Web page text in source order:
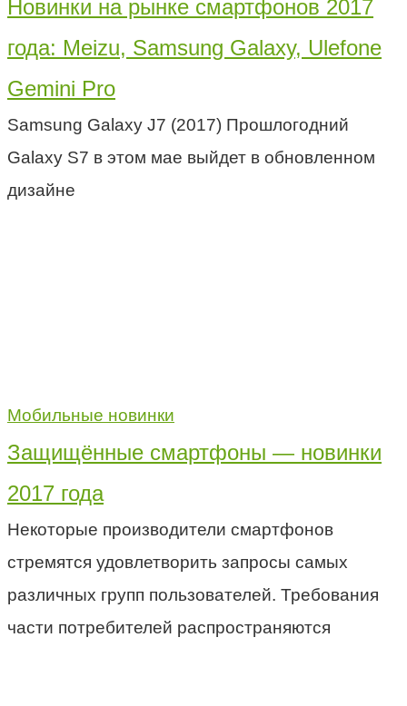
Новинки на рынке смартфонов 2017
года: Meizu, Samsung Galaxy, Ulefone
Gemini Pro
Samsung Galaxy J7 (2017) Прошлогодний
Galaxy S7 в этом мае выйдет в обновленном
дизайне
Мобильные новинки
Защищённые смартфоны — новинки
2017 года
Некоторые производители смартфонов
стремятся удовлетворить запросы самых
различных групп пользователей. Требования
части потребителей распространяются